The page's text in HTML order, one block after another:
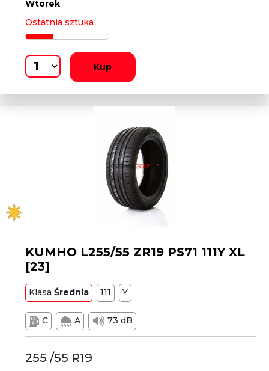
Wtorek
Ostatnia sztuka
Kup
KUMHO L255/55 ZR19 PS71 111Y XL
[23]
KlasaŚrednia 111 Y
C A 73 dB
255 /55 R19